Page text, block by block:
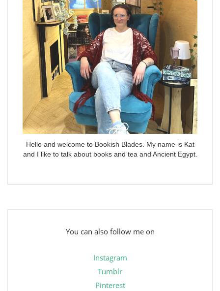
Hello and welcome to Bookish Blades. My name is Kat
and I like to talk about books and tea and Ancient Egypt.
You can also follow me on
Instagram
Tumblr
Pinterest